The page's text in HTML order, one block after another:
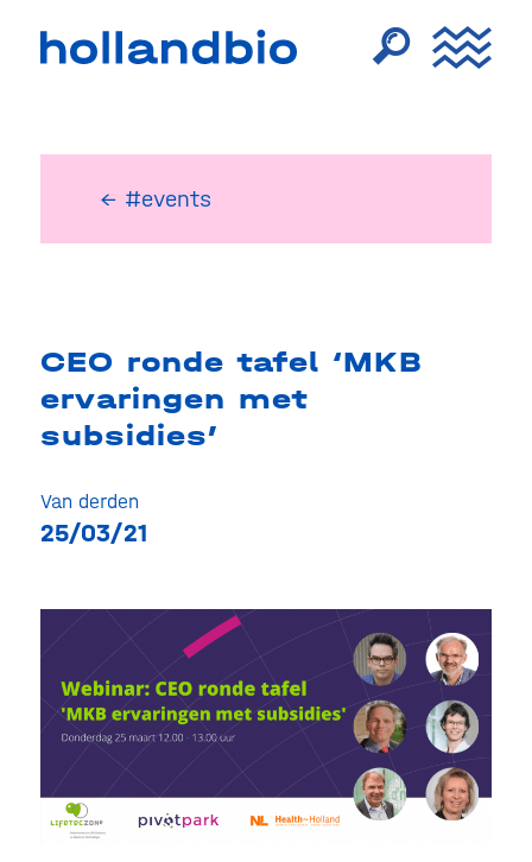
← #events
CEO ronde tafel ‘MKB
ervaringen met
subsidies′
Van derden
25/03/21